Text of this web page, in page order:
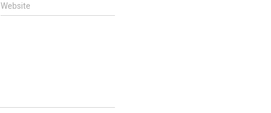
Website